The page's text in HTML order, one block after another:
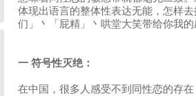
体现出语言的整体性表达无能，怎样
们」丶「屁精」丶哄堂大笑带给你我
一 符号性灭绝：
在中国，很多人感受不到同性恋的存